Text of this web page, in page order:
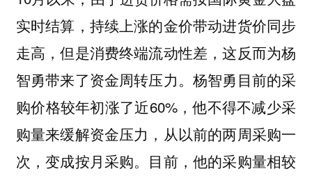
实时结算，持续上涨的金价带动进货价同步
走高，但是消费终端流动性差，这反而为杨
智勇带来了资金周转压力。杨智勇目前的采
购价格较年初涨了近60%，他不得不减少采
购量来缓解资金压力，从以前的两周采购一
次，变成按月采购。目前，他的采购量相较